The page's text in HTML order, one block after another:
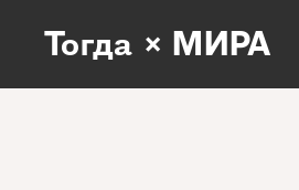
Тогда × МИРА